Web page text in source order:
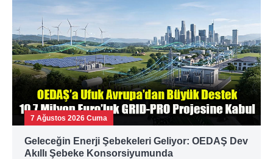
7 Ağustos 2026 Cuma
Geleceğin Enerji Şebekeleri Geliyor: OEDAŞ Dev
Akıllı Şebeke Konsorsiyumunda